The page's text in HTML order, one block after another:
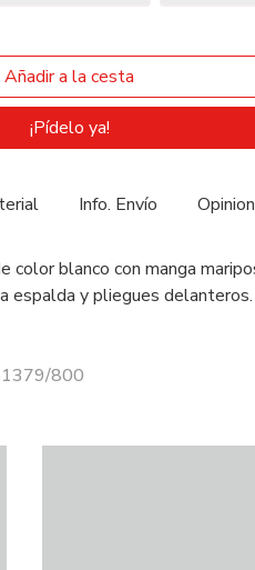
¡Pídelo ya!
Info. Envío
color blanco con manga
espalda y pliegues delanteros.
800